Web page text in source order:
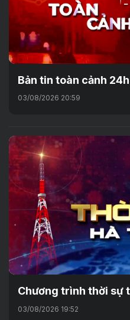
Bản tin toàn cảnh
03/08/2026 20:59
Chương trình thời sự
03/08/2026 19:52